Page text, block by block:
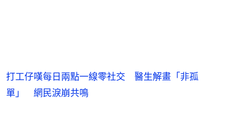
打工仔嘆每日兩點一線零社交 醫生解畫「非孤
單」 網民淚崩共鳴